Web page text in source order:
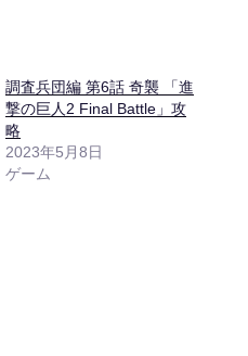
調査兵団編 第6話 奇襲 「進
撃の巨人2 Final Battle」攻
略
2023年5月8日
ゲーム